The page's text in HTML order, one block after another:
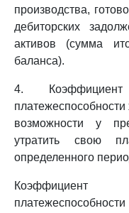
производства,
дебиторских
активов (сумма
баланса).
4. Коэффициент
платежеспособности
возможности у
утратить свою
определенного
Коэффициент